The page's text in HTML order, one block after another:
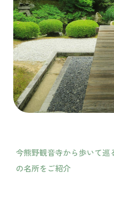
今熊野観音寺から歩いて巡
の名所をご紹介